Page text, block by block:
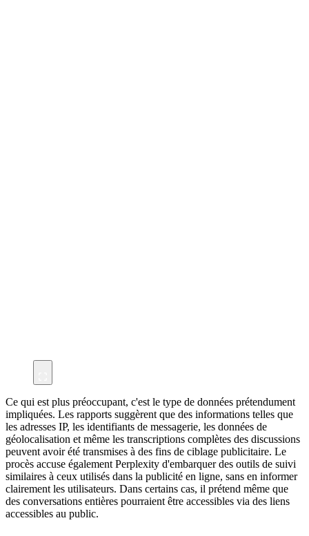
Ce qui est plus préoccupant, c'est le type de données prétendument
impliquées. Les rapports suggèrent que des informations telles que
les adresses IP, les identifiants de messagerie, les données de
géolocalisation et même les transcriptions complètes des discussions
peuvent avoir été transmises à des fins de ciblage publicitaire. Le
procès accuse également Perplexity d'embarquer des outils de suivi
similaires à ceux utilisés dans la publicité en ligne, sans en informer
clairement les utilisateurs. Dans certains cas, il prétend même que
des conversations entières pourraient être accessibles via des liens
accessibles au public.